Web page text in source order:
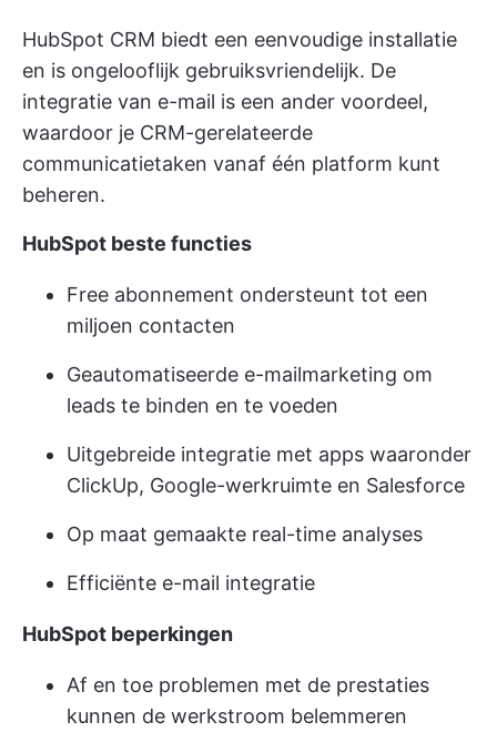
HubSpot CRM biedt een eenvoudige installatie
en is ongelooflijk gebruiksvriendelijk. De
integratie van e-mail is een ander voordeel,
waardoor je CRM-gerelateerde
communicatietaken vanaf één platform kunt
beheren.
HubSpot beste functies
Free abonnement ondersteunt tot een
miljoen contacten
Geautomatiseerde e-mailmarketing om
leads te binden en te voeden
Uitgebreide integratie met apps waaronder
ClickUp, Google-werkruimte en Salesforce
Op maat gemaakte real-time analyses
Efficiënte e-mail integratie
HubSpot beperkingen
Af en toe problemen met de prestaties
kunnen de werkstroom belemmeren